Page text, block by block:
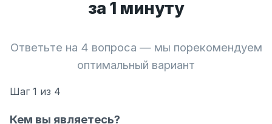
за 1 минуту
Ответьте на 4 вопроса — мы порекомендуем
оптимальный вариант
Шаг 1 из 4
Кем вы являетесь?